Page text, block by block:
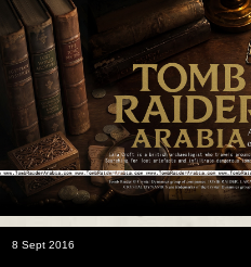
8 Sept 2016